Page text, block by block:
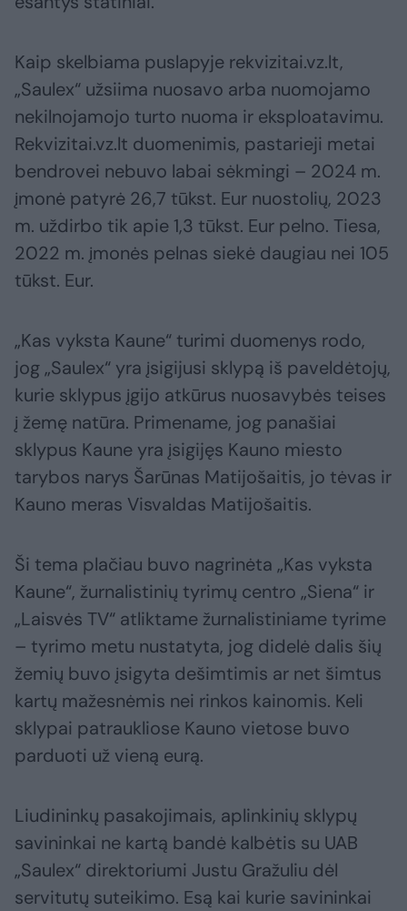
Kaip skelbiama puslapyje rekvizitai.vz.lt,
„Saulex“ užsiima nuosavo arba nuomojamo
nekilnojamojo turto nuoma ir eksploatavimu.
Rekvizitai.vz.lt duomenimis, pastarieji metai
bendrovei nebuvo labai sėkmingi – 2024 m.
įmonė patyrė 26,7 tūkst. Eur nuostolių, 2023
m. uždirbo tik apie 1,3 tūkst. Eur pelno. Tiesa,
2022 m. įmonės pelnas siekė daugiau nei 105
tūkst. Eur.
„Kas vyksta Kaune“ turimi duomenys rodo,
jog „Saulex“ yra įsigijusi sklypą iš paveldėtojų,
kurie sklypus įgijo atkūrus nuosavybės teises
į žemę natūra. Primename, jog panašiai
sklypus Kaune yra įsigijęs Kauno miesto
tarybos narys Šarūnas Matijošaitis, jo tėvas ir
Kauno meras Visvaldas Matijošaitis.
Ši tema plačiau buvo nagrinėta „Kas vyksta
Kaune“, žurnalistinių tyrimų centro „Siena“ ir
„Laisvės TV“ atliktame žurnalistiniame tyrime
– tyrimo metu nustatyta, jog didelė dalis šių
žemių buvo įsigyta dešimtimis ar net šimtus
kartų mažesnėmis nei rinkos kainomis. Keli
sklypai patraukliose Kauno vietose buvo
parduoti už vieną eurą.
Liudininkų pasakojimais, aplinkinių sklypų
savininkai ne kartą bandė kalbėtis su UAB
„Saulex“ direktoriumi Justu Gražuliu dėl
servitutų suteikimo. Esą kai kurie savininkai